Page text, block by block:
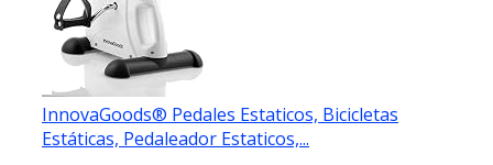
InnovaGoods® Pedales Estaticos, Bicicletas
Estáticas, Pedaleador Estaticos,...